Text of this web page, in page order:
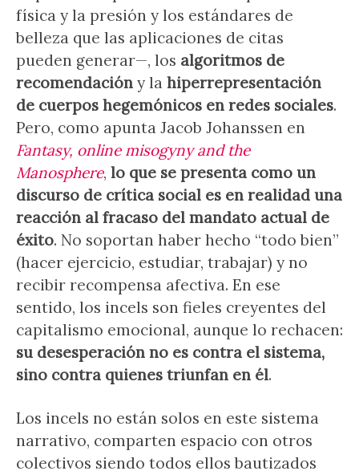
física y la presión y los estándares de
belleza que las aplicaciones de citas
pueden generar—, los algoritmos de
recomendación y la hiperrepresentación
de cuerpos hegemónicos en redes sociales.
Pero, como apunta Jacob Johanssen en
Fantasy, online misogyny and the
Manosphere, lo que se presenta como un
discurso de crítica social es en realidad una
reacción al fracaso del mandato actual de
éxito. No soportan haber hecho “todo bien”
(hacer ejercicio, estudiar, trabajar) y no
recibir recompensa afectiva. En ese
sentido, los incels son fieles creyentes del
capitalismo emocional, aunque lo rechacen:
su desesperación no es contra el sistema,
sino contra quienes triunfan en él.
Los incels no están solos en este sistema
narrativo, comparten espacio con otros
colectivos siendo todos ellos bautizados